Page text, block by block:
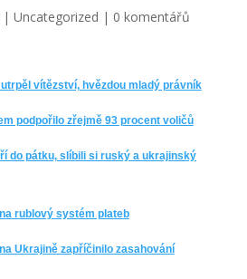
| Uncategorized | 0 komentářů
vítězství, hvězdou mladý právník
podpořilo zřejmě 93 procent voličů
do pátku, slíbili si ruský a ukrajinský
rublový systém plateb
Ukrajině zapříčinilo zasahování